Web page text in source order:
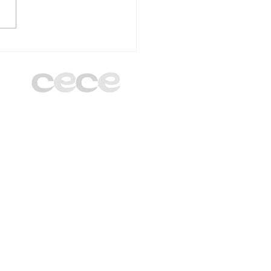
2025/2026 en el
Santa Gema